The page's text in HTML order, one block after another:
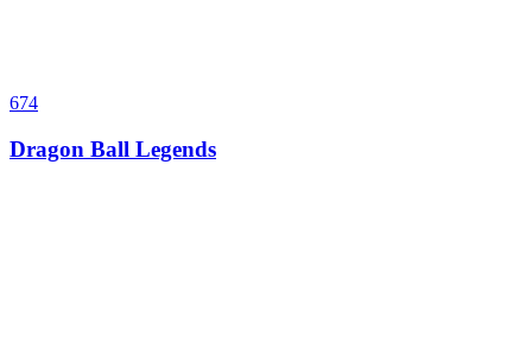
674
Dragon Ball Legends